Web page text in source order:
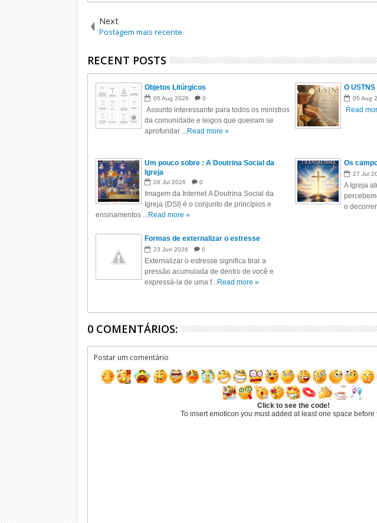
Next
Postagem mais recente
RECENT POSTS
Objetos Litúrgicos
05 Aug 2026 0
Assunto interessante para todos os ministros
da comunidade e leigos que queiram se
aprofundar ...Read more »
O
05 Aug
Read
Um pouco sobre : A Doutrina Social da
Igreja
28 Jul 2026 0
Imagem da Internet A Doutrina Social da
Igreja (DSI) é o conjunto de princípios e
ensinamentos ...Read more »
Os
27 Jul
A Igreja
o
Formas de externalizar o estresse
23 Jun 2026 0
Externalizar o estresse significa tirar a
pressão acumulada de dentro de você e
expressá-la de uma f...Read more »
0 COMENTÁRIOS:
Postar um comentário
Click to see the code!
To insert emoticon you must added at least one space before